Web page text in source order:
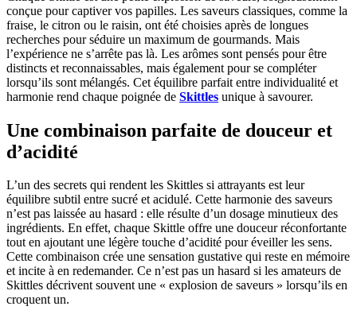
conçue pour captiver vos papilles. Les saveurs classiques, comme la
fraise, le citron ou le raisin, ont été choisies après de longues
recherches pour séduire un maximum de gourmands. Mais
l’expérience ne s’arrête pas là. Les arômes sont pensés pour être
distincts et reconnaissables, mais également pour se compléter
lorsqu’ils sont mélangés. Cet équilibre parfait entre individualité et
harmonie rend chaque poignée de Skittles unique à savourer.
Une combinaison parfaite de douceur et
d’acidité
L’un des secrets qui rendent les Skittles si attrayants est leur
équilibre subtil entre sucré et acidulé. Cette harmonie des saveurs
n’est pas laissée au hasard : elle résulte d’un dosage minutieux des
ingrédients. En effet, chaque Skittle offre une douceur réconfortante
tout en ajoutant une légère touche d’acidité pour éveiller les sens.
Cette combinaison crée une sensation gustative qui reste en mémoire
et incite à en redemander. Ce n’est pas un hasard si les amateurs de
Skittles décrivent souvent une « explosion de saveurs » lorsqu’ils en
croquent un.